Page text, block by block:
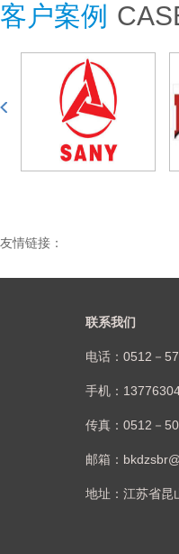
客户案例
友情链接：
联系我们
电话：0512－
手机：
传真：0512－
邮箱：
地址：江苏省昆